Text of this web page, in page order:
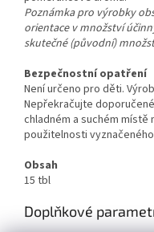
Poznámka pro výrobky
orientace v množství
skutečné (původní)
Bezpečnostní opatření
Není určeno pro děti.
Nepřekračujte
chladném a suchém
použitelnosti vyznačeného
Obsah
15 tbl
Doplňkové